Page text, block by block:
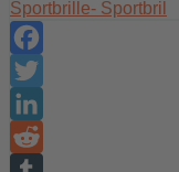
Sportbrille- Sportbril
Facebook
Twitter
LinkedIn